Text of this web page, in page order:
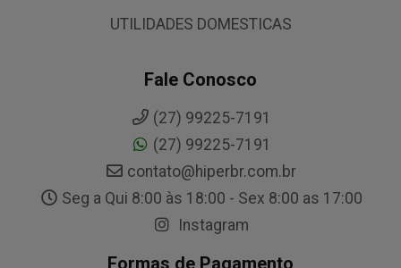
UTILIDADES DOMESTICAS
Fale Conosco
(27) 99225-7191
(27) 99225-7191
contato@hiperbr.com.br
Seg a Qui 8:00 às 18:00 - Sex 8:00 as 17:00
Instagram
Formas de Pagamento